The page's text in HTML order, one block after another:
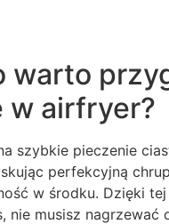
warto
w airfryer?
szybkie pieczenie
perfekcyjną
w środku. Dzięki
nie musisz nagrzewać